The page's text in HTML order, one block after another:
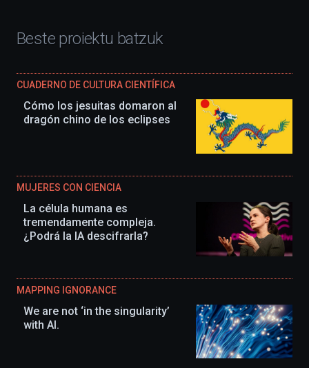
Beste proiektu batzuk
CUADERNO DE CULTURA CIENTÍFICA
Cómo los jesuitas domaron al
dragón chino de los eclipses
MUJERES CON CIENCIA
La célula humana es
tremendamente compleja.
¿Podrá la IA descifrarla?
MAPPING IGNORANCE
We are not ‘in the singularity’
with AI.